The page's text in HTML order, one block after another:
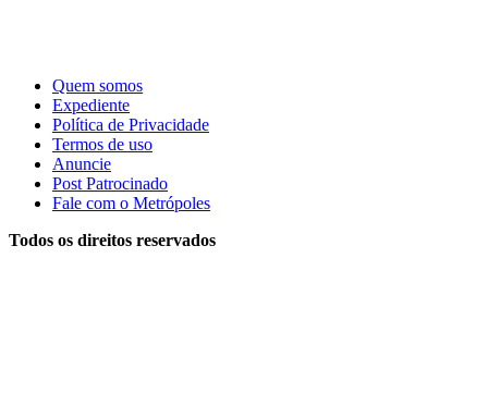
Quem somos
Expediente
Política de Privacidade
Termos de uso
Anuncie
Post Patrocinado
Fale com o Metrópoles
Todos os direitos reservados